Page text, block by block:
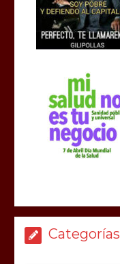
Categorías